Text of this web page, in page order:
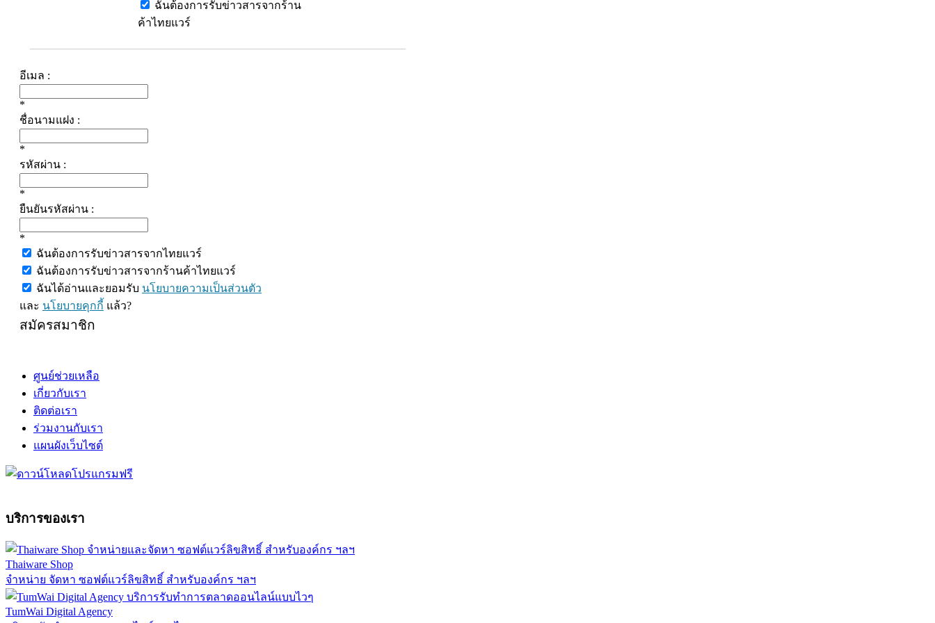
ฉันต้องการรับข่าวสารจากร้าน
ค้าไทยแวร์
อีเมล :
*
ชื่อนามแฝง :
*
รหัสผ่าน :
*
ยืนยันรหัสผ่าน :
*
ฉันต้องการรับข่าวสารจากไทยแวร์
ฉันต้องการรับข่าวสารจากร้านค้าไทยแวร์
ฉันได้อ่านและยอมรับ นโยบายความเป็นส่วนตัว
และ นโยบายคุกกี้ แล้ว?
สมัครสมาชิก
ศูนย์ช่วยเหลือ
เกี่ยวกับเรา
ติดต่อเรา
ร่วมงานกับเรา
แผนผังเว็บไซต์
บริการของเรา
Thaiware Shop
จำหน่าย จัดหา ซอฟต์แวร์ลิขสิทธิ์ สำหรับองค์กร ฯลฯ
TumWai Digital Agency